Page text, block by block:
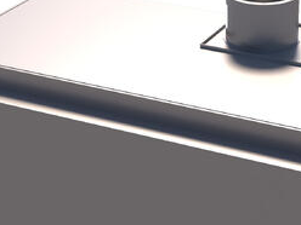
av grønnsaker i terninger: